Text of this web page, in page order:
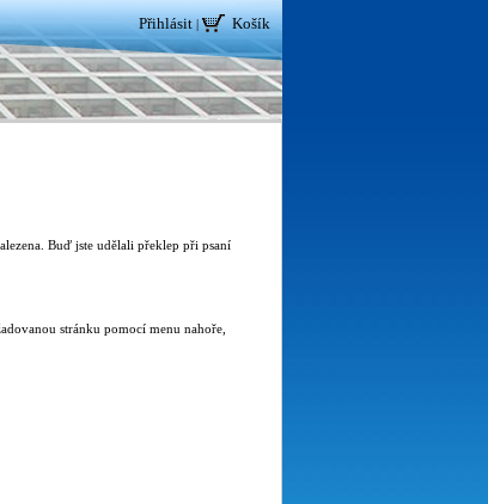
Přihlásit| Košík
Buď jste udělali překlep při psaní
stránku pomocí menu nahoře,